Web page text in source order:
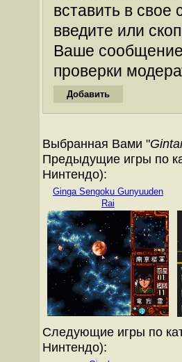
вставить в
введите или
Ваше
проверки
Выбранная Вами "
Предыдущие игры по
Нинтендо):
Ginga Sengoku Gunyuuden
Rai
Следующие игры по
Нинтендо):